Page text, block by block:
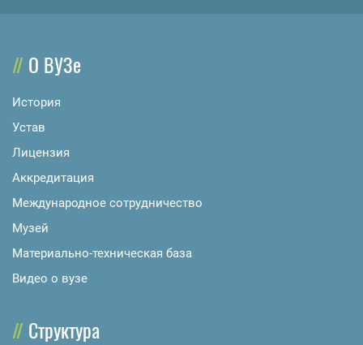
О ВУЗе
История
Устав
Лицензия
Аккредитация
Международное сотрудничество
Музей
Материально-техническая база
Видео о вузе
Структура